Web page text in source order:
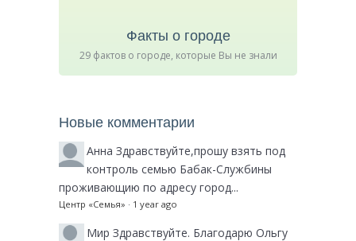
Факты о городе
29 фактов о городе, которые Вы не знали
Новые комментарии
Анна Здравствуйте,прошу взять под
контроль семью Бабак-Службины
проживающию по адресу город...
Центр «Семья» · 1 year ago
Мир Здравствуйте. Благодарю Ольгу